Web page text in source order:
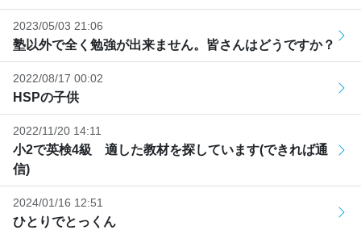
2023/05/03 21:06
塾以外で全く勉強が出来ません。皆さんはどうですか？
2022/08/17 00:02
HSPの子供
2022/11/20 14:11
小2で英検4級 適した教材を探しています(できれば通
信)
2024/01/16 12:51
ひとりでとっくん